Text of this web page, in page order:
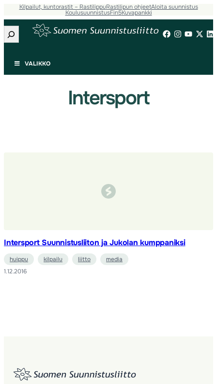
Siirry
sisältöön
Kilpailut, kuntorastit – RastilippuRastilipun ohjeetAloita suunnistus
KoulusuunnistusFin5Kuvapankki
Etsi
VALIKKO
Intersport
Intersport Suunnistusliiton ja Jukolan kumppaniksi
huippu kilpailu liitto
media
1.12.2016